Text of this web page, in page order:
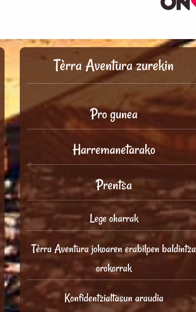
Tèrra Aventura zurekin
Pro gunea
Harremanetarako
Prentsa
Lege oharrak
Tèrra Aventura jokoaren erabilpen baldintza
orokorrak
Konfidentzialtasun araudia